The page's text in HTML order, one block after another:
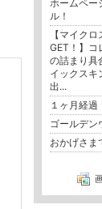
ホームペー
ル！
【マイク
GET！】コ
の詰まり具
イックスキ
出...
１ヶ月経過
ゴールデン
おかげさま